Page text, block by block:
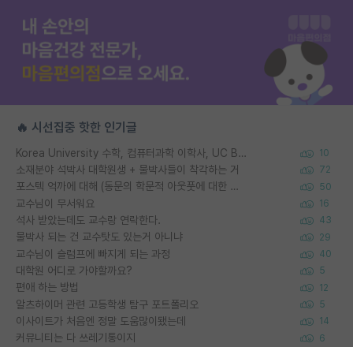
🔥 시선집중 핫한 인기글
Korea University 수학, 컴퓨터과학 이학사, UC Berkeley 산업공학 대학원 공학박사가 되는 것은 쉽지 않겠죠? 10
소재분야 석박사 대학원생 + 물박사들이 착각하는 거 72
포스텍 억까에 대해 (동문의 학문적 아웃풋에 대한 반박) 50
교수님이 무서워요 16
석사 받았는데도 교수랑 연락한다. 43
물박사 되는 건 교수탓도 있는거 아니냐 29
교수님이 슬럼프에 빠지게 되는 과정 40
대학원 어디로 가야할까요? 5
편애 하는 방법 12
알츠하이머 관련 고등학생 탐구 포트폴리오 5
이사이트가 처음엔 정말 도움많이됐는데 14
커뮤니티는 다 쓰레기통이지 6